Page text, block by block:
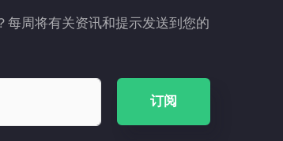
每周将有关资讯和提示发送到您的
订阅